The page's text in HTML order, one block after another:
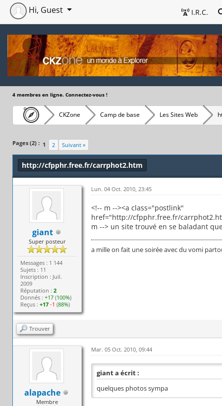
I.R.C.
Hi, Guest
4 membres en ligne. Connectez-vous !
CKZone Camp de base Les Sites Web
Pages (2) : 1 2 Suivant »
http://cfpphr.free.fr/carrphot2.htm
giant
Super posteur
Messages : 1 144
Sujets : 11
Inscription : Juil.
2009
Réputation :2
Donnés :+17 (100%)
Reçus :+17 -1 (88%)
Lun. 04 Oct. 2010, 23:45
<!-- m --><a class="postlink"
href="http://cfpphr.free.fr/
m --> un site trouvé en se baladant
a mille on fait une soirée avec du vomi
Trouver
alapache
Membre
Mar. 05 Oct. 2010, 09:44
giant a écrit :
quelques photos sympa